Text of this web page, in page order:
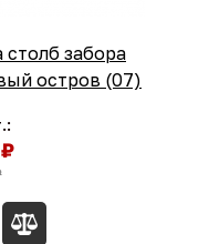
забора
остров (07)